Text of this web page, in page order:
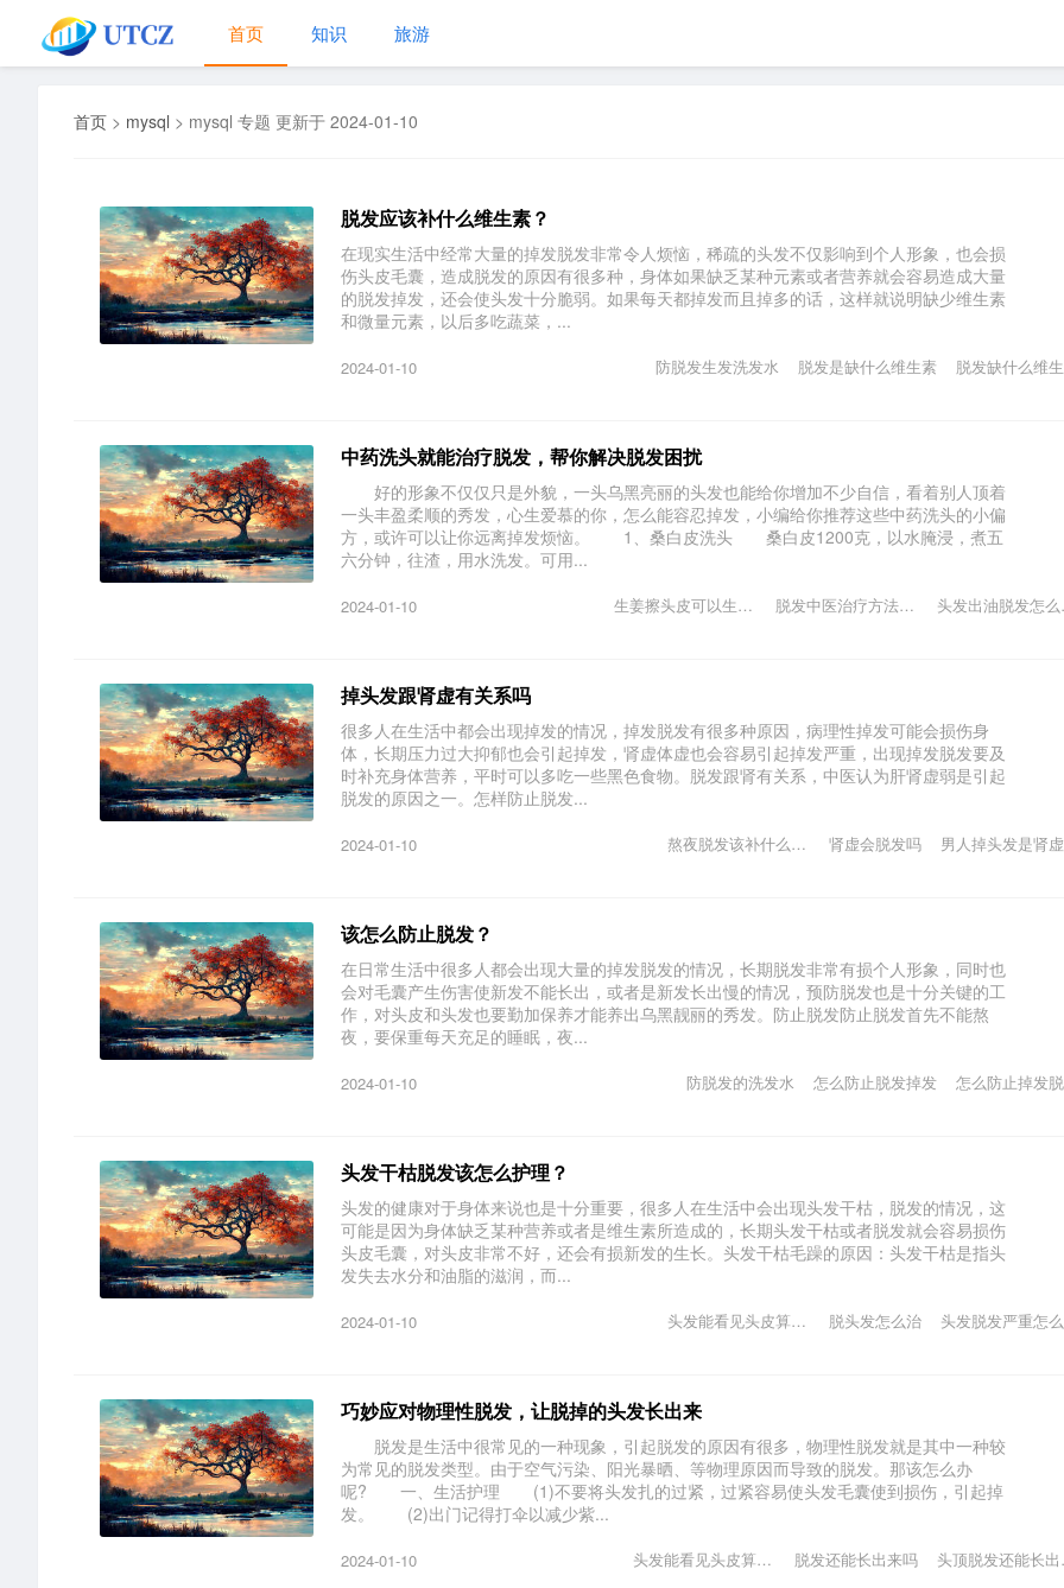
首页 知识 旅游
首页 > mysql > mysql 专题 更新于 2024-01-10
脱发应该补什么维生素？
在现实生活中经常大量的掉发脱发非常令人烦恼，稀疏的头发不仅影响到个人形象，也会损
伤头皮毛囊，造成脱发的原因有很多种，身体如果缺乏某种元素或者营养就会容易造成大量
的脱发掉发，还会使头发十分脆弱。如果每天都掉发而且掉多的话，这样就说明缺少维生素
和微量元素，以后多吃蔬菜，...
2024-01-10 脱发缺什么维
脱发是缺什么维生素
防脱发生发洗发水
中药洗头就能治疗脱发，帮你解决脱发困扰
好的形象不仅仅只是外貌，一头乌黑亮丽的头发也能给你增加不少自信，看着别人顶着
一头丰盈柔顺的秀发，心生爱慕的你，怎么能容忍掉发，小编给你推荐这些中药洗头的小偏
方，或许可以让你远离掉发烦恼。 1、桑白皮洗头 桑白皮1200克，以水腌浸，煮五
六分钟，往渣，用水洗发。可用...
2024-01-10 头
脱发中医治疗方法和方药
生姜擦头皮可以生发吗
掉头发跟肾虚有关系吗
很多人在生活中都会出现掉发的情况，掉发脱发有很多种原因，病理性掉发可能会损伤身
体，长期压力过大抑郁也会引起掉发，肾虚体虚也会容易引起掉发严重，出现掉发脱发要及
时补充身体营养，平时可以多吃一些黑色食物。脱发跟肾有关系，中医认为肝肾虚弱是引起
脱发的原因之一。怎样防止脱发...
2024-01-10 男人掉头发是肾
肾虚会脱发吗
熬夜脱发该补什么维生素
该怎么防止脱发？
在日常生活中很多人都会出现大量的掉发脱发的情况，长期脱发非常有损个人形象，同时也
会对毛囊产生伤害使新发不能长出，或者是新发长出慢的情况，预防脱发也是十分关键的工
作，对头皮和头发也要勤加保养才能养出乌黑靓丽的秀发。防止脱发防止脱发首先不能熬
夜，要保重每天充足的睡眠，夜...
2024-01-10 怎么防止掉发
怎么防止脱发掉发
防脱发的洗发水
头发干枯脱发该怎么护理？
头发的健康对于身体来说也是十分重要，很多人在生活中会出现头发干枯，脱发的情况，这
可能是因为身体缺乏某种营养或者是维生素所造成的，长期头发干枯或者脱发就会容易损伤
头皮毛囊，对头皮非常不好，还会有损新发的生长。头发干枯毛躁的原因：头发干枯是指头
发失去水分和油脂的滋润，而...
2024-01-10 头发脱发严重怎
脱头发怎么治
头发能看见头皮算不算脱发
巧妙应对物理性脱发，让脱掉的头发长出来
脱发是生活中很常见的一种现象，引起脱发的原因有很多，物理性脱发就是其中一种较
为常见的脱发类型。由于空气污染、阳光暴晒、等物理原因而导致的脱发。那该怎么办
呢? 一、生活护理 (1)不要将头发扎的过紧，过紧容易使头发毛囊使到损伤，引起掉
发。 (2)出门记得打伞以减少紫...
2024-01-10 头
脱发还能长出来吗
头发能看见头皮算不算脱发